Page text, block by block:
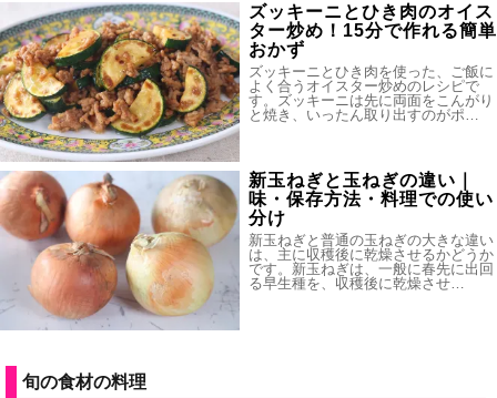
ズッキーニとひき肉のオイス
ター炒め！15分で作れる簡単
おかず
ズッキーニとひき肉を使った、ご飯に
よく合うオイスター炒めのレシピで
す。ズッキーニは先に両面をこんがり
と焼き、いったん取り出すのがポ…
新玉ねぎと玉ねぎの違い｜
味・保存方法・料理での使い
分け
新玉ねぎと普通の玉ねぎの大きな違い
は、主に収穫後に乾燥させるかどうか
です。新玉ねぎは、一般に春先に出回
る早生種を、収穫後に乾燥させ…
旬の食材の料理